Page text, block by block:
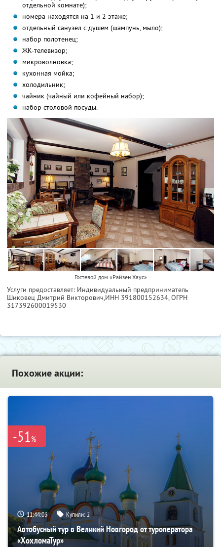
отдельной комнате);
номера находятся на 1 и 2 этаже;
отдельный санузел с душем (шампунь, мыло);
набор полотенец;
ЖК-телевизор;
микроволновка;
кухонная мойка;
холодильник;
чайник (чайный или кофейный набор);
набор столовой посуды.
Гостевой дом «Райзен Хаус»
Услуги предоставляет: Индивидуальный предприниматель
Шиковец Дмитрий Викторович,ИНН 391800152634, ОГРН
317392600019530
Похожие акции:
-51%
11:44:02 Купили:2
Автобусный тур в Великий Новгород от туроператора
«ХохломаТур»